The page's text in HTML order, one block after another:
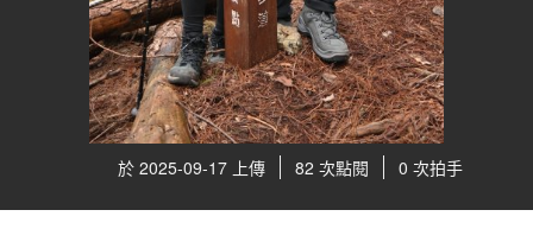
於 2025-09-17 上傳 82 次點閱 0 次拍手